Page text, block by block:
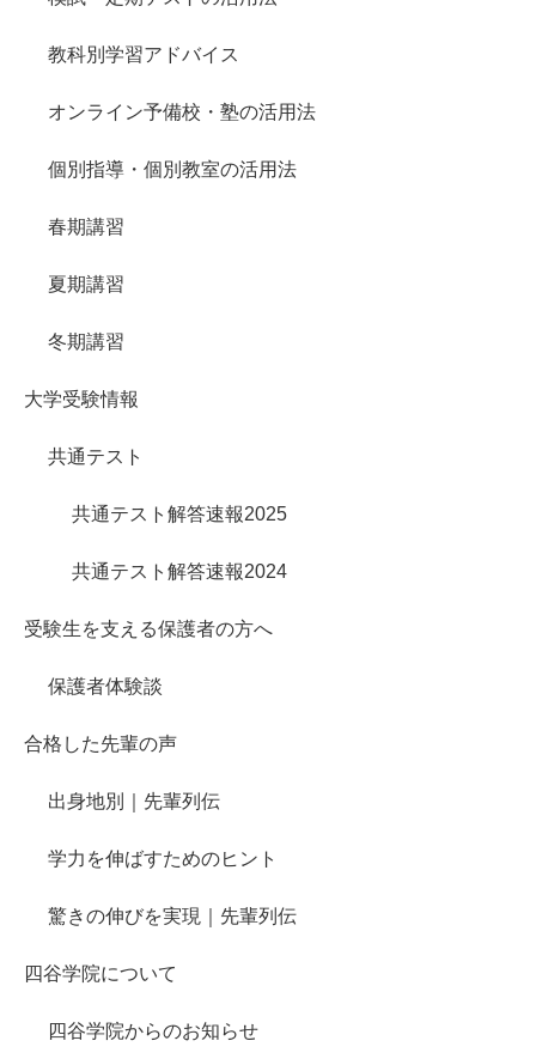
教科別学習アドバイス
オンライン予備校・塾の活用法
個別指導・個別教室の活用法
春期講習
夏期講習
冬期講習
大学受験情報
共通テスト
共通テスト解答速報2025
共通テスト解答速報2024
受験生を支える保護者の方へ
保護者体験談
合格した先輩の声
出身地別｜先輩列伝
学力を伸ばすためのヒント
驚きの伸びを実現｜先輩列伝
四谷学院について
四谷学院からのお知らせ